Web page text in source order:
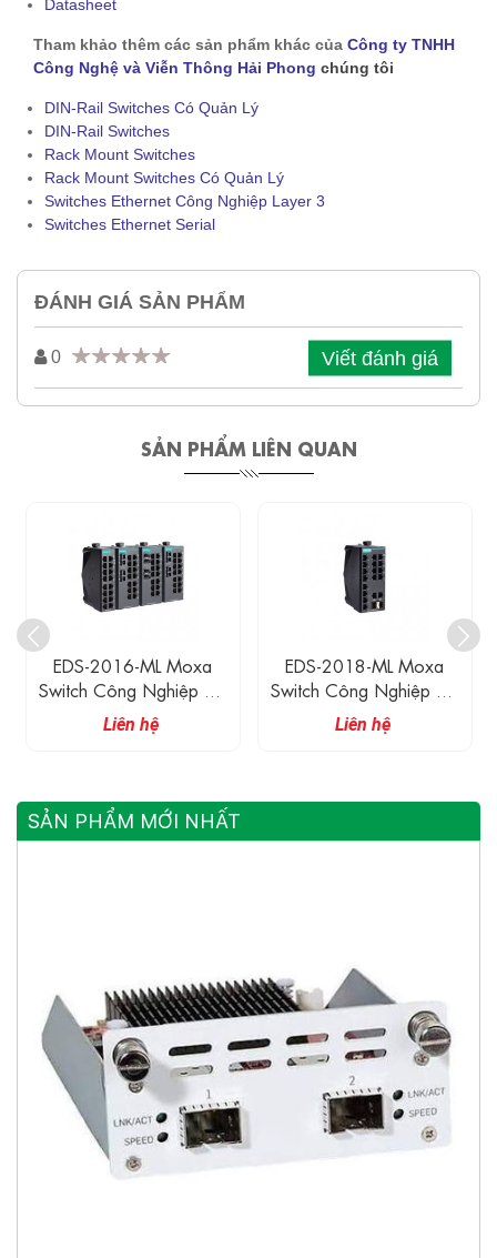
Datasheet
Tham khảo thêm các sản phẩm khác của Công ty TNHH
Công Nghệ và Viễn Thông Hải Phong chúng tôi
DIN-Rail Switches Có Quản Lý
DIN-Rail Switches
Rack Mount Switches
Rack Mount Switches Có Quản Lý
Switches Ethernet Công Nghiệp Layer 3
Switches Ethernet Serial
ĐÁNH GIÁ SẢN PHẨM
0 Viết đánh giá
SẢN PHẨM LIÊN QUAN
16
EDS-2018-ML Moxa
Switch Công Nghiệp 16
Cổng 10/100M
EDS-G205 Moxa
Công Nghiệp 5
10/100/1000M
SẢN PHẨM MỚI NHẤT